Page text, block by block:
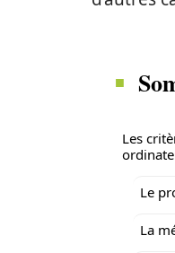
Les
Le
La